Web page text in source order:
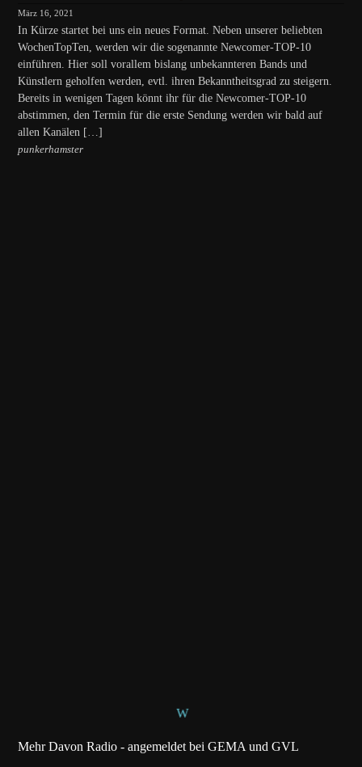
März 16, 2021
In Kürze startet bei uns ein neues Format. Neben unserer beliebten
WochenTopTen, werden wir die sogenannte Newcomer-TOP-10
einführen. Hier soll vorallem bislang unbekannteren Bands und
Künstlern geholfen werden, evtl. ihren Bekanntheitsgrad zu steigern.
Bereits in wenigen Tagen könnt ihr für die Newcomer-TOP-10
abstimmen, den Termin für die erste Sendung werden wir bald auf
allen Kanälen […]
punkerhamster
Mehr Davon Radio - angemeldet bei GEMA und GVL